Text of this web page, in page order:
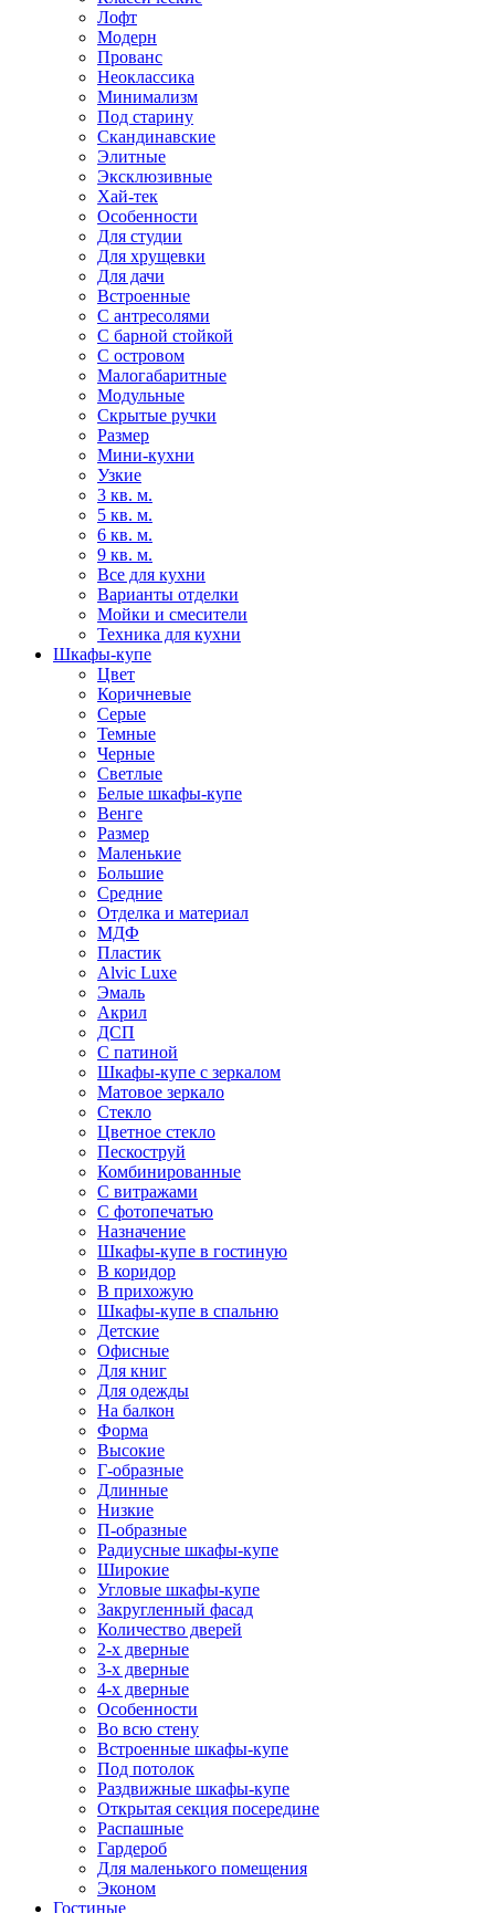
Лофт
Модерн
Прованс
Неоклассика
Минимализм
Под старину
Скандинавские
Элитные
Эксклюзивные
Хай-тек
Особенности
Для студии
Для хрущевки
Для дачи
Встроенные
С антресолями
С барной стойкой
С островом
Малогабаритные
Модульные
Скрытые ручки
Размер
Мини-кухни
Узкие
3 кв. м.
5 кв. м.
6 кв. м.
9 кв. м.
Все для кухни
Варианты отделки
Мойки и смесители
Техника для кухни
Шкафы-купе
Цвет
Коричневые
Серые
Темные
Черные
Светлые
Белые шкафы-купе
Венге
Размер
Маленькие
Большие
Средние
Отделка и материал
МДФ
Пластик
Alvic Luxe
Эмаль
Акрил
ДСП
С патиной
Шкафы-купе с зеркалом
Матовое зеркало
Стекло
Цветное стекло
Пескоструй
Комбинированные
С витражами
С фотопечатью
Назначение
Шкафы-купе в гостиную
В коридор
В прихожую
Шкафы-купе в спальню
Детские
Офисные
Для книг
Для одежды
На балкон
Форма
Высокие
Г-образные
Длинные
Низкие
П-образные
Радиусные шкафы-купе
Широкие
Угловые шкафы-купе
Закругленный фасад
Количество дверей
2-х дверные
3-х дверные
4-х дверные
Особенности
Во всю стену
Встроенные шкафы-купе
Под потолок
Раздвижные шкафы-купе
Открытая секция посередине
Распашные
Гардероб
Для маленького помещения
Эконом
Гостиные